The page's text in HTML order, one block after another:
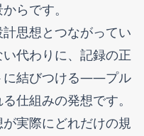
らです。
思想とつながってい
代わりに、記録の正
に結びつける——プル
仕組みの発想です。
実際にどれだけの規